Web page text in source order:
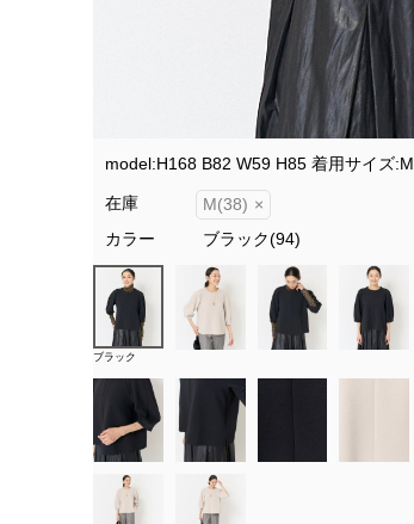
model:H168 B82 W59 H85 着用サイズ:M
在庫 M(38) ×
カラー
ブラック(94)
ブラック